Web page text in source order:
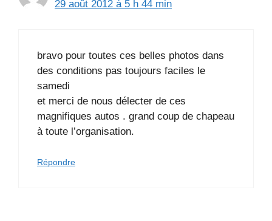
29 août 2012 à 5 h 44 min
bravo pour toutes ces belles photos dans
des conditions pas toujours faciles le
samedi
et merci de nous délecter de ces
magnifiques autos . grand coup de chapeau
à toute l’organisation.
Répondre